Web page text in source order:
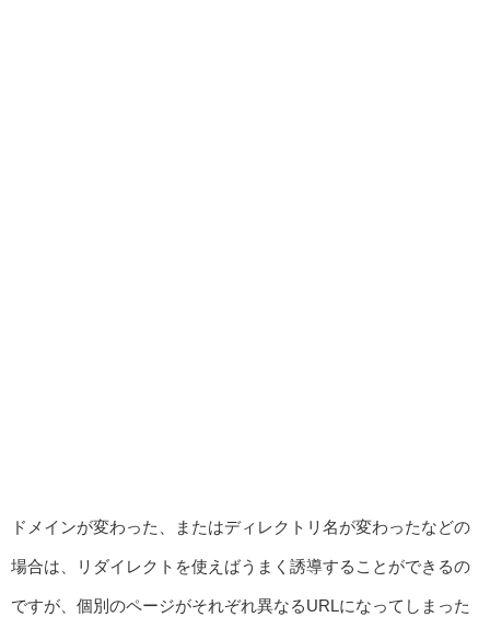
ドメインが変わった、またはディレクトリ名が変わったなどの
場合は、リダイレクトを使えばうまく誘導することができるの
ですが、個別のページがそれぞれ異なるURLになってしまった